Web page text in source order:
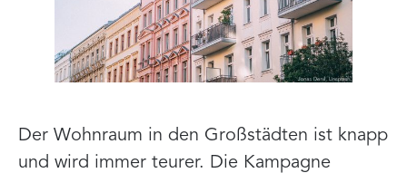
Der Wohnraum in den Großstädten ist knapp
und wird immer teurer. Die Kampagne